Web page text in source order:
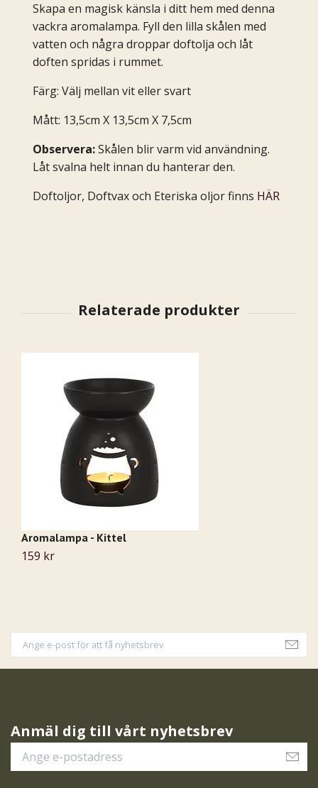
Skapa en magisk känsla i ditt hem med denna
vackra aromalampa. Fyll den lilla skålen med
vatten och några droppar doftolja och låt
doften spridas i rummet.
Färg: Välj mellan vit eller svart
Mått: 13,5cm X 13,5cm X 7,5cm
Observera:Skålen blir varm vid användning.
Låt svalna helt innan du hanterar den.
Doftoljor, Doftvax och Eteriska oljor finns HÄR
Aromalampa - Kittel
159 kr
Anmäl dig till vårt nyhetsbrev